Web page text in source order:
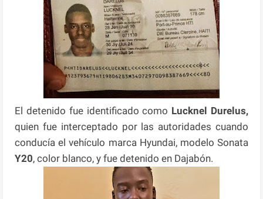
El detenido fue identificado como Lucknel Durelus,
quien fue interceptado por las autoridades cuando
conducía el vehículo marca Hyundai, modelo Sonata
Y20, color blanco, y fue detenido en Dajabón.